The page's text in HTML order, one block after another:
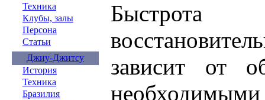
Техника
Клубы, залы
Персона
Статьи
Джиу-Джитсу
История
Техника
Бразилия
зависит от